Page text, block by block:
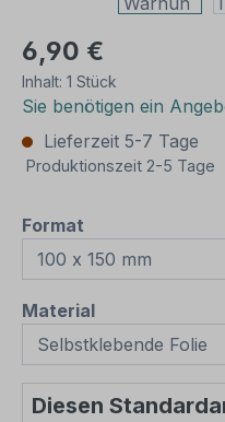
6,90 €
Inhalt: 1 Stück
Sie benötigen ein
Lieferzeit 5-7 Tage
Produktionszeit 2-5 Tage
Format
Materialauswählen
Diesen